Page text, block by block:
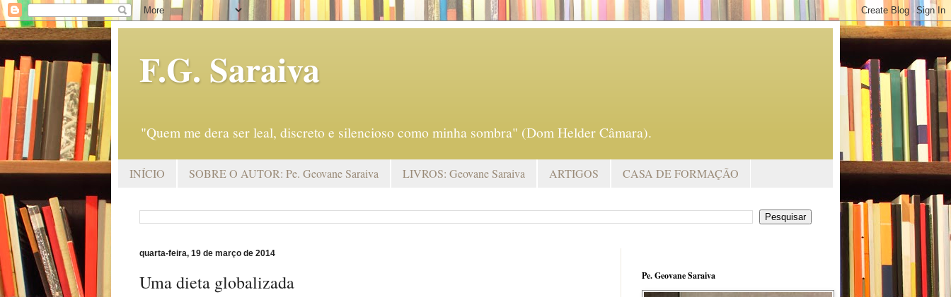
F.G. Saraiva
"Quem me dera ser leal, discreto e silencioso como minha sombra" (Dom Helder Câmara).
INÍCIO SOBRE O AUTOR: Pe. Geovane Saraiva LIVROS: Geovane Saraiva ARTIGOS CASA DE FORMAÇÃO
quarta-feira, 19 de março de 2014
Uma dieta globalizada Pe. Geovane Saraiva